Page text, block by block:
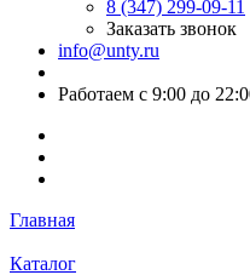
8 (347) 299-09-11
Заказать звонок
info@unty.ru
Работаем с 9:00 до
Главная
Каталог